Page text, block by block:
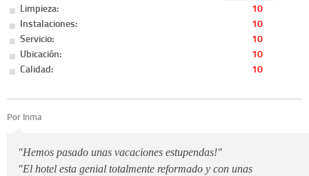
Limpieza:
10
Instalaciones:
10
Servicio:
10
Ubicación:
10
Calidad:
10
Por Inma
"Hemos pasado unas vacaciones estupendas!"
"El hotel esta genial totalmente reformado y con unas